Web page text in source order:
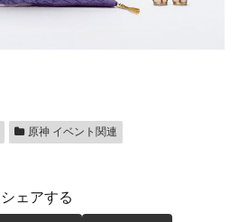
原神 イベント関連
シェアする